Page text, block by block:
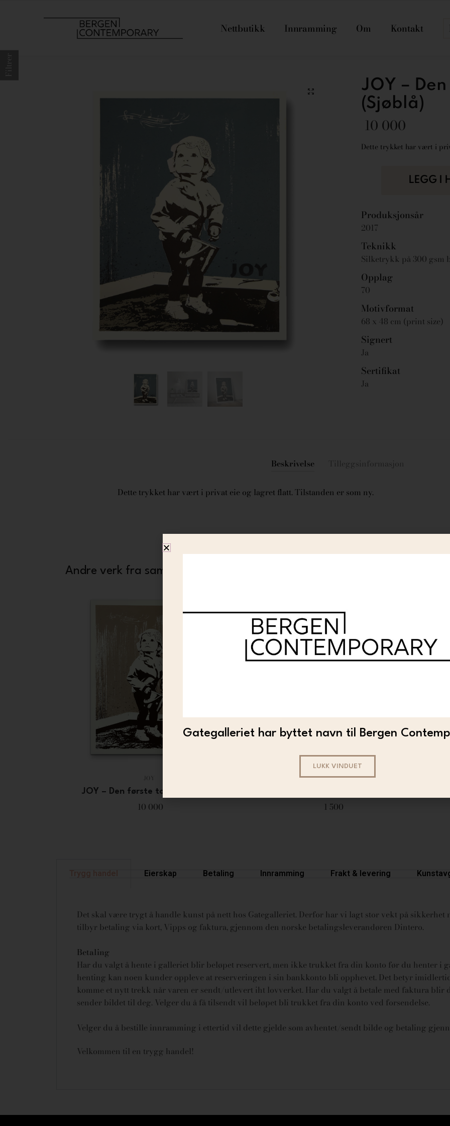
Nettbutikk Innramming Om Kontakt
JOY –
(Sjøblå)
10 000
Dette trykket har vært i
LEGG I
Produksjonsår
2017
Teknikk
Silketrykk på 300 gsm
Opplag
70
Motivformat
68 x 48 cm (print size)
Signert
Ja
Sertifikat
Ja
Beskrivelse Tilleggsinformasjon
Dette trykket har vært i privat eie og lagret flatt. Tilstanden er som ny.
Andre verk fra samme kunstner
JOY
JOY – Den første tonen (Umbra)
10 000
JOY
1 500
Eierskap Betaling Innramming Frakt & levering
Det skal være trygt å handle kunst på nett hos Gategalleriet. Derfor har vi lagt stor vekt på
tilbyr betaling via kort, Vipps og faktura, gjennom den norske betalingsleverandøren Dintero.
Betaling
Har du valgt å hente i galleriet blir beløpet reservert, men ikke trukket fra din konto før du henter i
henting kan noen kunder oppleve at reserveringen i sin bankkonto bli opphevet. Det betyr
komme et nytt trekk når varen er sendt/utlevert iht lovverket. Har du valgt å betale med faktura blir
sender bildet til deg. Velger du å få tilsendt vil beløpet bli trukket fra din konto ved forsendelse.
Velger du å bestille innramming i ettertid vil dette gjelde som avhentet/sendt bilde og betaling
Velkommen til en trygg handel!
Filtrer
Gategalleriet har byttet navn til Bergen
LUKK VINDUET